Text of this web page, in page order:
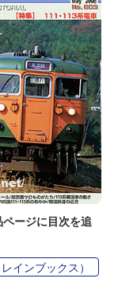
ージに目次を追
インブックス）